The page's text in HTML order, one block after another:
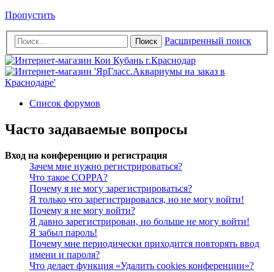
Пропустить
Поиск Расширенный поиск
Список форумов
Часто задаваемые вопросы
Вход на конференцию и регистрация
Зачем мне нужно регистрироваться?
Что такое COPPA?
Почему я не могу зарегистрироваться?
Я только что зарегистрировался, но не могу войти!
Почему я не могу войти?
Я давно зарегистрирован, но больше не могу войти!
Я забыл пароль!
Почему мне периодически приходится повторять ввод
имени и пароля?
Что делает функция «Удалить cookies конференции»?